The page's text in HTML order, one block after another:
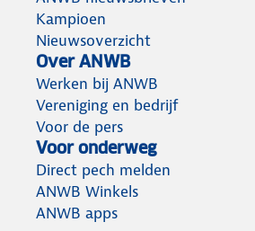
Kampioen
Nieuwsoverzicht
Over ANWB
Werken bij ANWB
Vereniging en bedrijf
Voor de pers
Voor onderweg
Direct pech melden
ANWB Winkels
ANWB apps